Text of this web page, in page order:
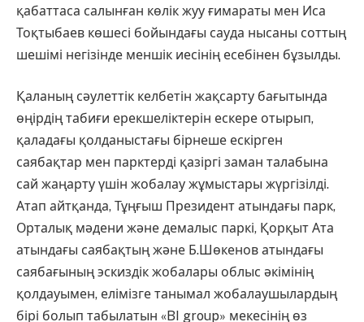
қабаттаса салынған көлік жуу ғимараты мен Иса
Тоқтыбаев көшесі бойындағы сауда нысаны соттың
шешімі негізінде меншік иесінің есебінен бұзылды.
Қаланың сәулеттік келбетін жақсарту бағытында
өңірдің табиғи ерекшеліктерін ескере отырып,
қаладағы қолданыстағы бірнеше ескірген
саябақтар мен парктерді қазіргі заман талабына
сай жаңарту үшін жобалау жұмыстары жүргізілді.
Атап айтқанда, Тұңғыш Президент атындағы парк,
Орталық мәдени және демалыс паркі, Қорқыт Ата
атындағы саябақтың және Б.Шөкенов атындағы
саябағының эскиздік жобалары облыс әкімінің
қолдауымен, елімізге танымал жобалаушылардың
бірі болып табылатын «BI group» мекесінің өз